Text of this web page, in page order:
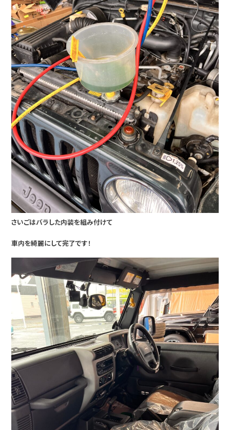
さいごはバラした内装を組み付けて
車内を綺麗にして完了です！